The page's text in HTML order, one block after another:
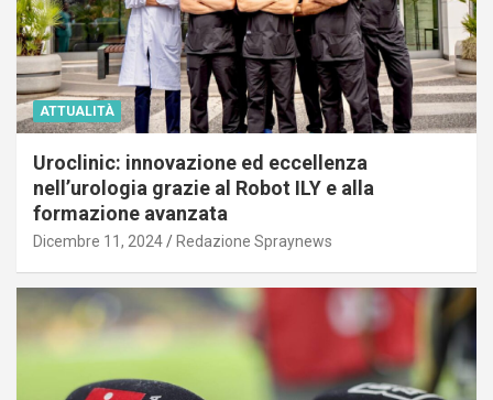
ATTUALITÀ
Uroclinic: innovazione ed eccellenza
nell’urologia grazie al Robot ILY e alla
formazione avanzata
Dicembre 11, 2024 Redazione Spraynews